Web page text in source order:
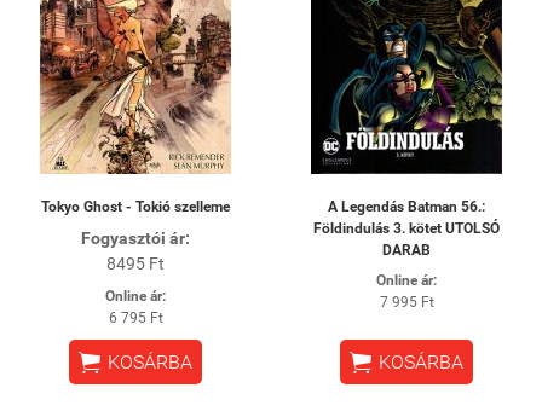
Tokyo Ghost - Tokió szelleme
Fogyasztói ár:
8495 Ft
Online ár:
6 795 Ft
 KOSÁRBA
A Legendás Batman 56.:
Földindulás 3. kötet UTOLSÓ
DARAB
Online ár:
7 995 Ft
 KOSÁRBA